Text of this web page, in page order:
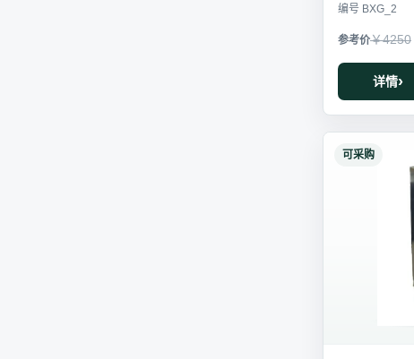
编号 BXG_2
￥4250
详情
可采购